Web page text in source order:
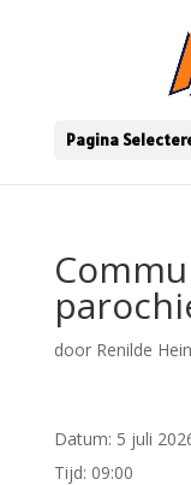
Pagina
door Renilde
Datum: 5 juli
Tijd: 09:00